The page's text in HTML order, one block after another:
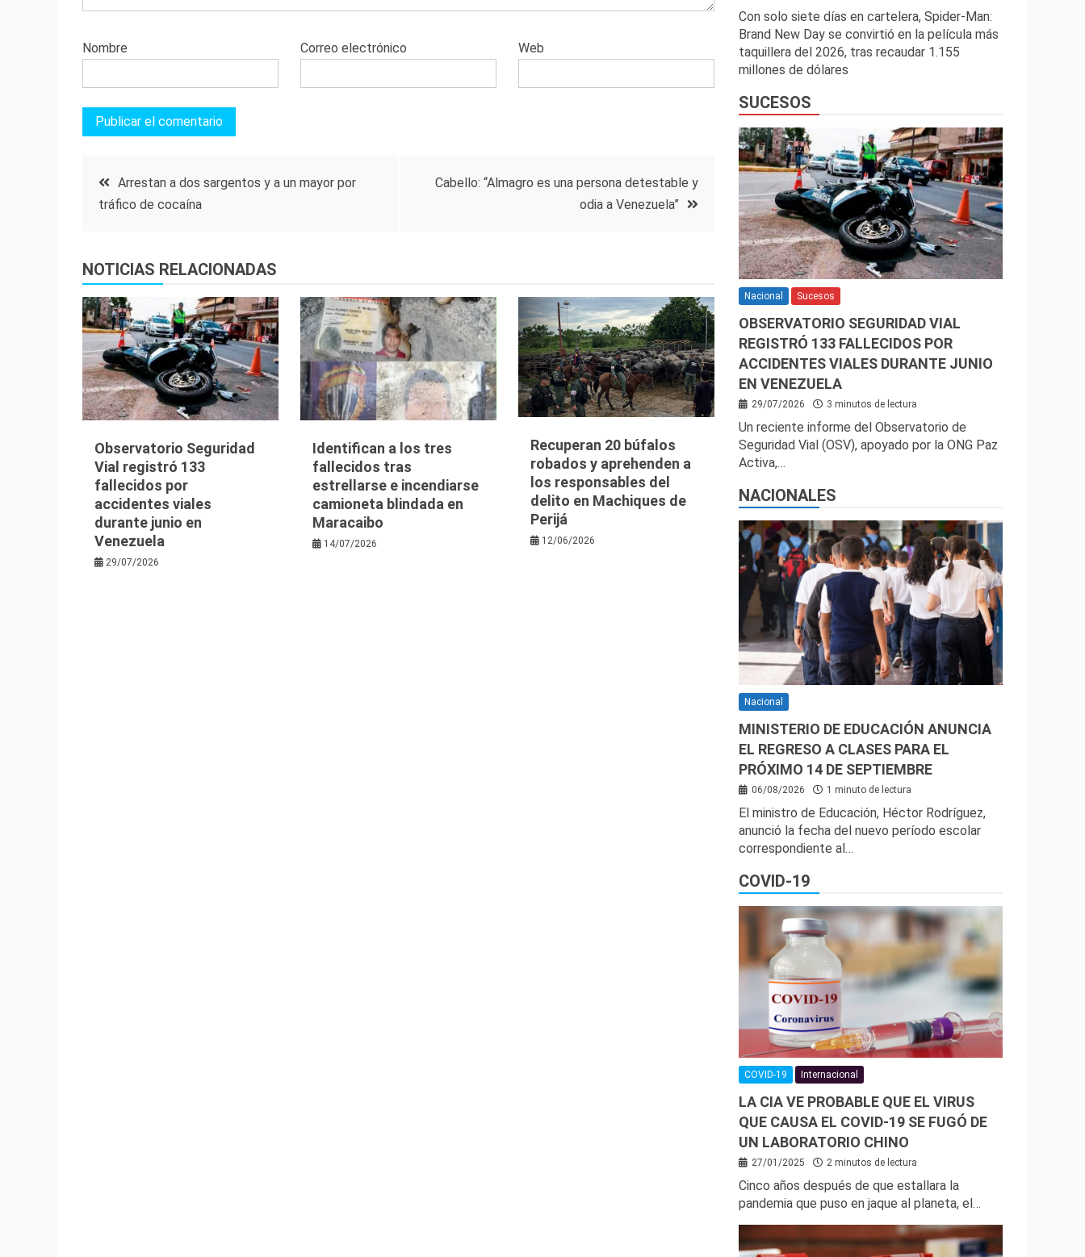
Nombre Correo electrónico Web
Navegación
entradas
Arrestan a dos sargentos y a un mayor por
tráfico de cocaína
Cabello: “Almagro es una persona detestable y
odia a Venezuela”
NOTICIAS RELACIONADAS
Observatorio Seguridad
Vial registró 133
fallecidos por
accidentes viales
durante junio en
Venezuela
29/07/2026
Identifican a los tres
fallecidos tras
estrellarse e incendiarse
camioneta blindada en
Maracaibo
14/07/2026
Recuperan 20 búfalos
robados y aprehenden a
los responsables del
delito en Machiques de
Perijá
12/06/2026
Con solo siete días en cartelera, Spider-Man:
Brand New Day se convirtió en la película más
taquillera del 2026, tras recaudar 1.155
millones de dólares
SUCESOS
Nacional Sucesos
OBSERVATORIO SEGURIDAD VIAL
REGISTRÓ 133 FALLECIDOS POR
ACCIDENTES VIALES DURANTE JUNIO
EN VENEZUELA
29/07/2026 3 minutos de lectura
Un reciente informe del Observatorio de
Seguridad Vial (OSV), apoyado por la ONG Paz
Activa,…
NACIONALES
Nacional
MINISTERIO DE EDUCACIÓN ANUNCIA
EL REGRESO A CLASES PARA EL
PRÓXIMO 14 DE SEPTIEMBRE
06/08/2026 1 minuto de lectura
El ministro de Educación, Héctor Rodríguez,
anunció la fecha del nuevo período escolar
correspondiente al…
COVID-19
COVID-19 Internacional
LA CIA VE PROBABLE QUE EL VIRUS
QUE CAUSA EL COVID-19 SE FUGÓ DE
UN LABORATORIO CHINO
27/01/2025 2 minutos de lectura
Cinco años después de que estallara la
pandemia que puso en jaque al planeta, el…